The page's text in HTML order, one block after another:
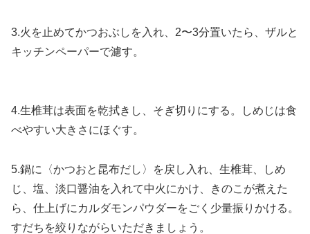
3.火を止めてかつおぶしを入れ、2〜3分置いたら、ザルと
キッチンペーパーで濾す。
4.生椎茸は表面を乾拭きし、そぎ切りにする。しめじは食
べやすい大きさにほぐす。
5.鍋に〈かつおと昆布だし〉を戻し入れ、生椎茸、しめ
じ、塩、淡口醤油を入れて中火にかけ、きのこが煮えた
ら、仕上げにカルダモンパウダーをごく少量振りかける。
すだちを絞りながらいただきましょう。